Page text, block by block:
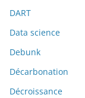
DART
Data science
Debunk
Décarbonation
Décroissance